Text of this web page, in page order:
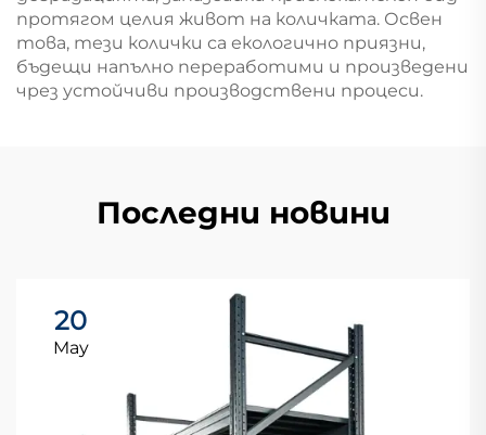
протягом целия живот на количката. Освен
това, тези колички са екологично приязни,
бъдещи напълно переработими и произведени
чрез устойчиви производствени процеси.
Последни новини
20
May